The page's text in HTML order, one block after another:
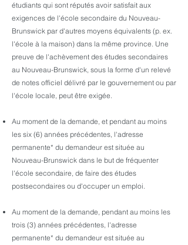
étudiants qui sont réputés avoir satisfait aux
exigences de l'école secondaire du Nouveau-
Brunswick par d'autres moyens équivalents (p. ex.
l'école à la maison) dans la même province. Une
preuve de l'achèvement des études secondaires
au Nouveau-Brunswick, sous la forme d'un relevé
de notes officiel délivré par le gouvernement ou par
l'école locale, peut être exigée.
Au moment de la demande, et pendant au moins
les six (6) années précédentes, l'adresse
permanente* du demandeur est située au
Nouveau-Brunswick dans le but de fréquenter
l'école secondaire, de faire des études
postsecondaires ou d'occuper un emploi.
Au moment de la demande, pendant au moins les
trois (3) années précédentes, l'adresse
permanente* du demandeur est située au